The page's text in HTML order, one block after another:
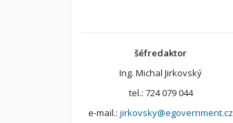
šéfredaktor
Ing. Michal Jirkovský
tel.: 724 079 044
e-mail.:jirkovsky@egovernment.cz